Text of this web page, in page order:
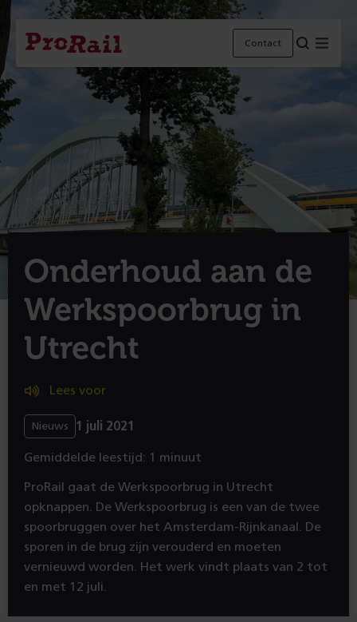
Navigatie
Homepage
ProRail
Contact
Onderhoud aan de
Werkspoorbrug in
Utrecht
Lees voor
Nieuws 1 juli 2021
Gemiddelde leestijd: 1 minuut
ProRail gaat de Werkspoorbrug in Utrecht
opknappen. De Werkspoorbrug is een van de twee
spoorbruggen over het Amsterdam-Rijnkanaal. De
sporen in de brug zijn verouderd en moeten
vernieuwd worden. Het werk vindt plaats van 2 tot
en met 12 juli.